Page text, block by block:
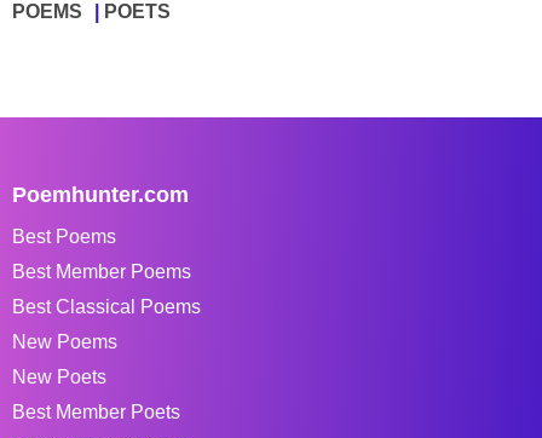
POEMS POETS
Poemhunter.com
Best Poems
Best Member Poems
Best Classical Poems
New Poems
New Poets
Best Member Poets